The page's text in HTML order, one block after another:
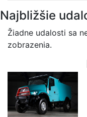
Najbližšie
Žiadne udalosti sa
zobrazenia.